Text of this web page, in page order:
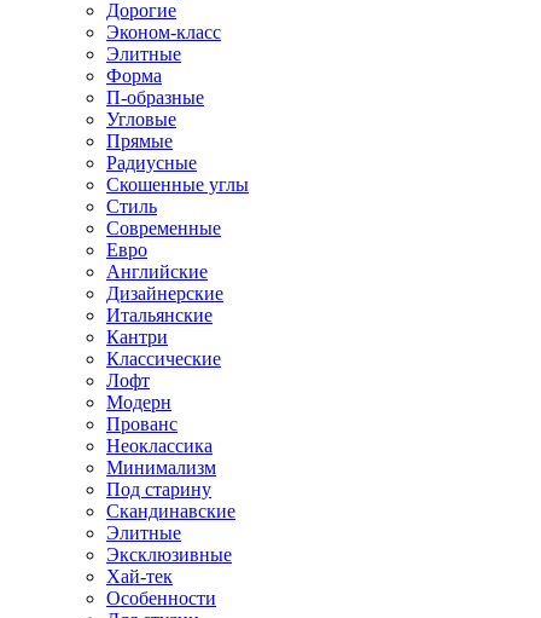
Дорогие
Эконом-класс
Элитные
Форма
П-образные
Угловые
Прямые
Радиусные
Скошенные углы
Стиль
Современные
Евро
Английские
Дизайнерские
Итальянские
Кантри
Классические
Лофт
Модерн
Прованс
Неоклассика
Минимализм
Под старину
Скандинавские
Элитные
Эксклюзивные
Хай-тек
Особенности